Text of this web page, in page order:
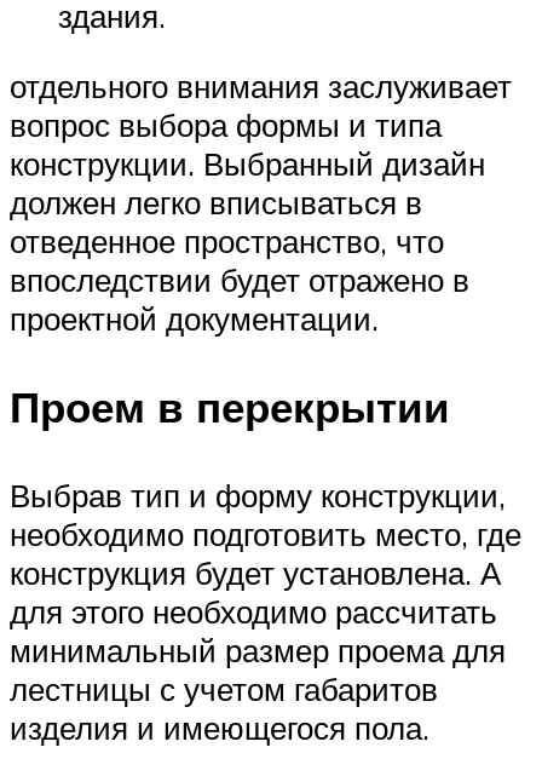
здания.
отдельного внимания заслуживает
вопрос выбора формы и типа
конструкции. Выбранный дизайн
должен легко вписываться в
отведенное пространство, что
впоследствии будет отражено в
проектной документации.
Проем в перекрытии
Выбрав тип и форму конструкции,
необходимо подготовить место, где
конструкция будет установлена. А
для этого необходимо рассчитать
минимальный размер проема для
лестницы с учетом габаритов
изделия и имеющегося пола.